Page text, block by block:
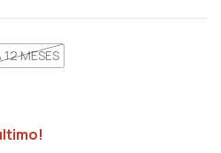
12 MESES